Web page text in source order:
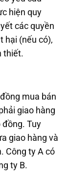
hiện quy
các quyền
hại (nếu có),
thiết.
mua bán
giao hàng
đồng. Tuy
giao hàng và
Công ty A có
ty B.